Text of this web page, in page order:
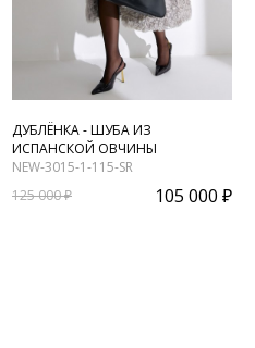
ДУБЛЁНКА - ШУБА ИЗ
ИСПАНСКОЙ ОВЧИНЫ
NEW-3015-1-115-SR
125 000 ₽
105 000 ₽